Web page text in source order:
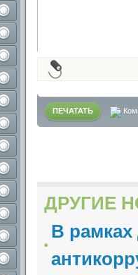
ПЕЧАТАТЬ
ДРУГИЕ
В